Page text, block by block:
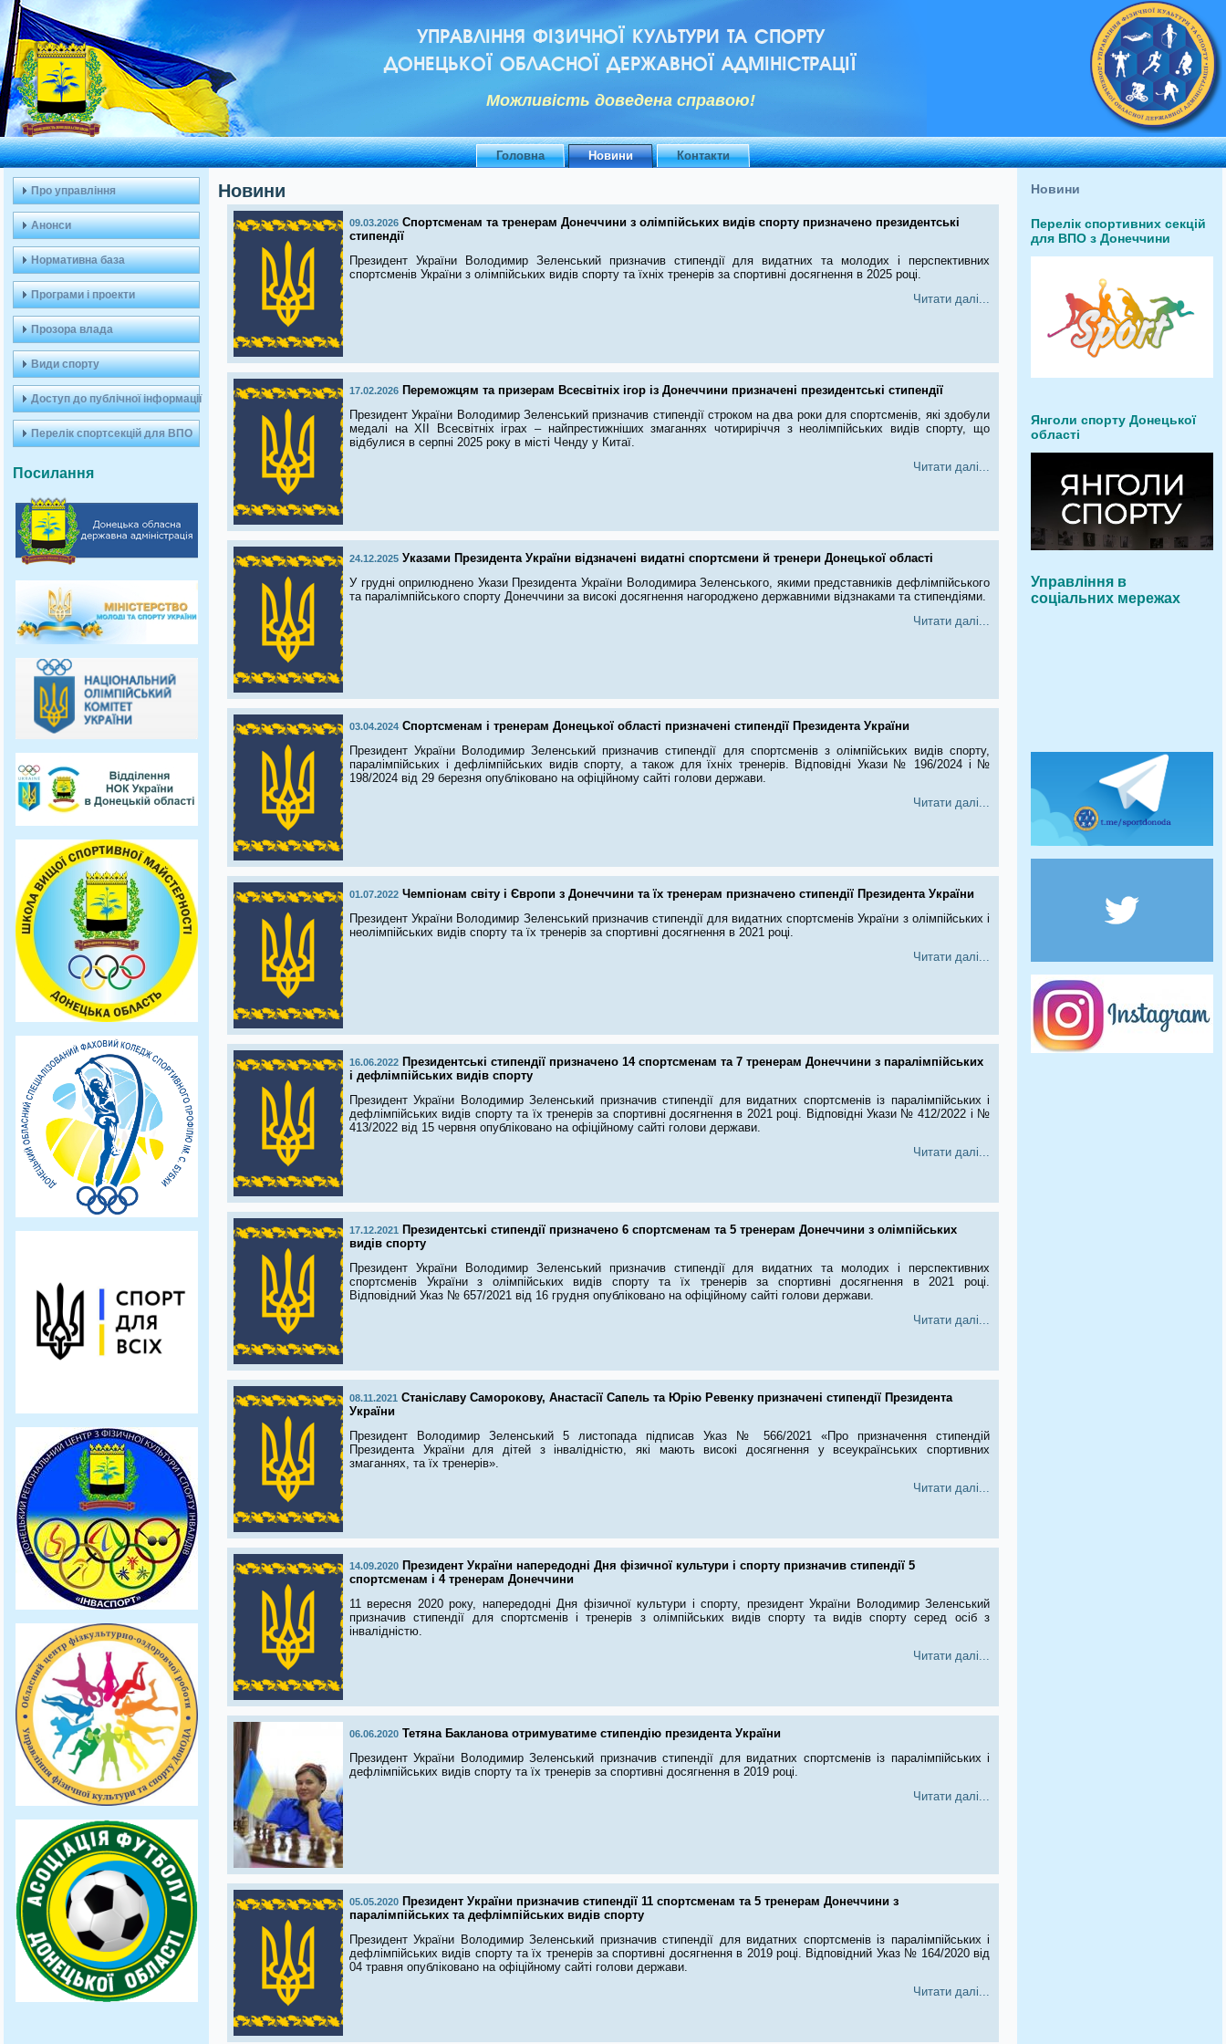
УПРАВЛІННЯ ФІЗИЧНОЇ КУЛЬТУРИ ТА СПОРТУ
ДОНЕЦЬКОЇ ОБЛАСНОЇ ДЕРЖАВНОЇ АДМІНІСТРАЦІЇ
Можливiсть доведена справою!
Головна Новини Контакти
Про управління
Анонси
Нормативна база
Програми і проекти
Прозора влада
Види спорту
Доступ до публічної інформації
Перелік спортсекцій для ВПО
Посилання
Новини
09.03.2026 Спортсменам та тренерам Донеччини з олімпійських видів спорту призначено президентські
стипендії
Президент України Володимир Зеленський призначив стипендії для видатних та молодих і перспективних
спортсменів України з олімпійських видів спорту та їхніх тренерів за спортивні досягнення в 2025 році.
Читати далі...
17.02.2026 Переможцям та призерам Всесвітніх ігор із Донеччини призначені президентські стипендії
Президент України Володимир Зеленський призначив стипендії строком на два роки для спортсменів, які здобули
медалі на ХІІ Всесвітніх іграх – найпрестижніших змаганнях чотириріччя з неолімпійських видів спорту, що
відбулися в серпні 2025 року в місті Ченду у Китаї.
Читати далі...
24.12.2025 Указами Президента України відзначені видатні спортсмени й тренери Донецької області
У грудні оприлюднено Укази Президента України Володимира Зеленського, якими представників дефлімпійського
та паралімпійського спорту Донеччини за високі досягнення нагороджено державними відзнаками та стипендіями.
Читати далі...
03.04.2024 Спортсменам і тренерам Донецької області призначені стипендії Президента України
Президент України Володимир Зеленський призначив стипендії для спортсменів з олімпійських видів спорту,
паралімпійських і дефлімпійських видів спорту, а також для їхніх тренерів. Відповідні Укази № 196/2024 і №
198/2024 від 29 березня опубліковано на офіційному сайті голови держави.
Читати далі...
01.07.2022 Чемпіонам світу і Європи з Донеччини та їх тренерам призначено стипендії Президента України
Президент України Володимир Зеленський призначив стипендії для видатних спортсменів України з олімпійських і
неолімпійських видів спорту та їх тренерів за спортивні досягнення в 2021 році.
Читати далі...
16.06.2022 Президентські стипендії призначено 14 спортсменам та 7 тренерам Донеччини з паралімпійських
і дефлімпійських видів спорту
Президент України Володимир Зеленський призначив стипендії для видатних спортсменів із паралімпійських і
дефлімпійських видів спорту та їх тренерів за спортивні досягнення в 2021 році. Відповідні Укази № 412/2022 і №
413/2022 від 15 червня опубліковано на офіційному сайті голови держави.
Читати далі...
17.12.2021 Президентські стипендії призначено 6 спортсменам та 5 тренерам Донеччини з олімпійських
видів спорту
Президент України Володимир Зеленський призначив стипендії для видатних та молодих і перспективних
спортсменів України з олімпійських видів спорту та їх тренерів за спортивні досягнення в 2021 році.
Відповідний Указ № 657/2021 від 16 грудня опубліковано на офіційному сайті голови держави.
Читати далі...
08.11.2021 Станіславу Саморокову, Анастасії Сапель та Юрію Ревенку призначені стипендії Президента
України
Президент Володимир Зеленський 5 листопада підписав Указ № 566/2021 «Про призначення стипендій
Президента України для дітей з інвалідністю, які мають високі досягнення у всеукраїнських спортивних
змаганнях, та їх тренерів».
Читати далі...
14.09.2020 Президент України напередодні Дня фізичної культури і спорту призначив стипендії 5
спортсменам і 4 тренерам Донеччини
11 вересня 2020 року, напередодні Дня фізичної культури і спорту, президент України Володимир Зеленський
призначив стипендії для спортсменів і тренерів з олімпійських видів спорту та видів спорту серед осіб з
інвалідністю.
Читати далі...
06.06.2020 Тетяна Бакланова отримуватиме стипендію президента України
Президент України Володимир Зеленський призначив стипендії для видатних спортсменів із паралімпійських і
дефлімпійських видів спорту та їх тренерів за спортивні досягнення в 2019 році.
Читати далі...
05.05.2020 Президент України призначив стипендії 11 спортсменам та 5 тренерам Донеччини з
паралімпійських та дефлімпійських видів спорту
Президент України Володимир Зеленський призначив стипендії для видатних спортсменів із паралімпійських і
дефлімпійських видів спорту та їх тренерів за спортивні досягнення в 2019 році. Відповідний Указ № 164/2020 від
04 травня опубліковано на офіційному сайті голови держави.
Читати далі...
Новини
Перелік спортивних секцій
для ВПО з Донеччини
Янголи спорту Донецької
області
Управління в
соціальних мережах